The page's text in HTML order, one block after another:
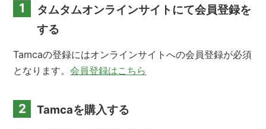
1
タムタムオンラインサイトにて会員登録を
する
Tamcaの登録にはオンラインサイトへの会員登録が必須
となります。会員登録はこちら
2 Tamcaを購入する